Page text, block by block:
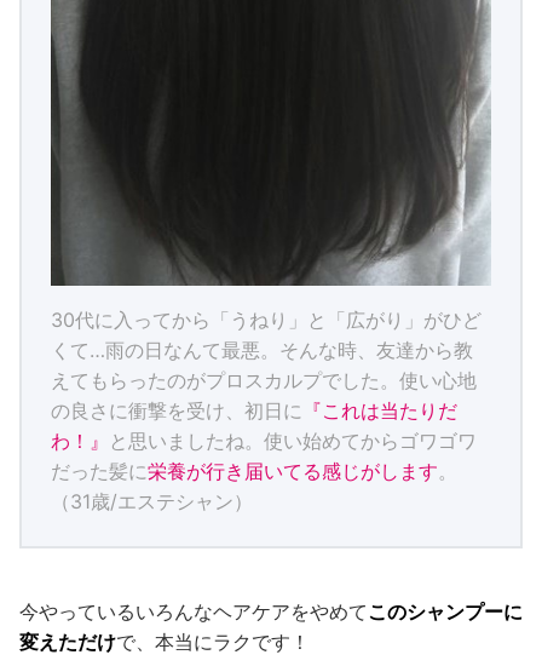
30代に入ってから「うねり」と「広がり」がひど
くて…雨の日なんて最悪。そんな時、友達から教
えてもらったのがプロスカルプでした。使い心地
の良さに衝撃を受け、初日に 『これは当たりだ
わ！』 と思いましたね。使い始めてからゴワゴワ
だった髪に栄養が行き届いてる感じがします。
（31歳/エステシャン）
今やっているいろんなヘアケアをやめてこのシャンプーに
変えただけで、本当にラクです！